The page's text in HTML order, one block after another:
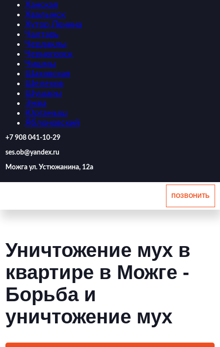
Ханская
Хвалынск
Хутор Ленина
Чалтарь
Чердаклы
Черногорск
Чишмы
Шаховская
Шелехов
Шушары
Эжва
Юргамыш
Яблоновский
‪+7 908 041-10-29
ses.ob@yandex.ru
Можга ул. Устюжанина, 12а
ПОЗВОНИТЬ
Уничтожение мух в
квартире в Можге -
Борьба и
уничтожение мух